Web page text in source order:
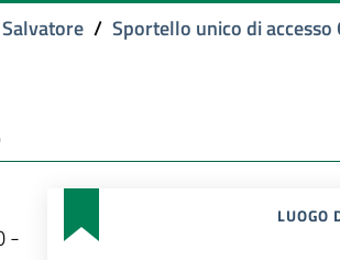
/ Sportello unico di accesso
-
LUOGO